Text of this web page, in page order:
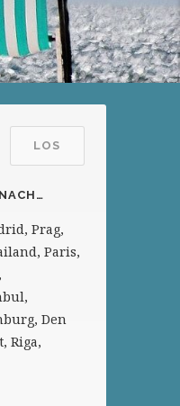
Prag,
Paris,
Den
Riga,